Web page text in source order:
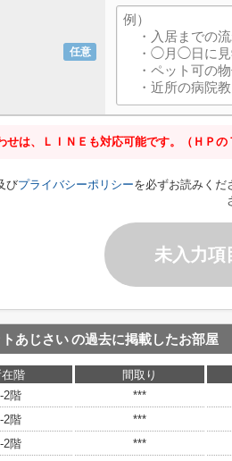
任意
せは、ＬＩＮＥも対応可能です。（ＨＰの
びプライバシーポリシーを必ずお読みくだ
未入力項
トあじさいの過去に掲載したお部屋
在階 間取り
2階
***
2階
***
2階
***